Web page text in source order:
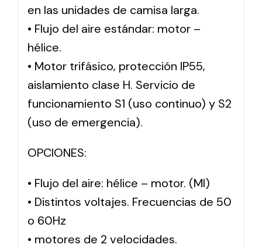
en las unidades de camisa larga.
• Flujo del aire estándar: motor –
hélice.
• Motor trifásico, protección IP55,
aislamiento clase H. Servicio de
funcionamiento S1 (uso continuo) y S2
(uso de emergencia).
OPCIONES:
• Flujo del aire: hélice – motor. (MI)
• Distintos voltajes. Frecuencias de 50
o 60Hz
• motores de 2 velocidades.